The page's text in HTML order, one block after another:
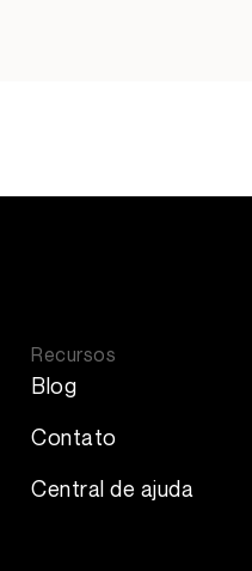
Recursos
Blog
Contato
Central de ajuda